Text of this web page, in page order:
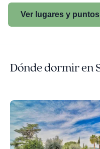
Ver lugares y
Dónde dormir en